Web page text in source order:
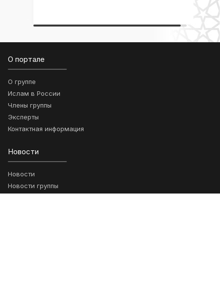
О портале
О группе
Ислам в России
Члены группы
Эксперты
Контактная информация
Новости
Новости
Новости группы